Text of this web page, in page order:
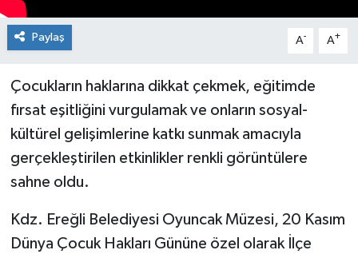
Paylaş A- A+
Çocukların haklarına dikkat çekmek, eğitimde
fırsat eşitliğini vurgulamak ve onların sosyal-
kültürel gelişimlerine katkı sunmak amacıyla
gerçekleştirilen etkinlikler renkli görüntülere
sahne oldu.
Kdz. Ereğli Belediyesi Oyuncak Müzesi, 20 Kasım
Dünya Çocuk Hakları Gününe özel olarak İlçe